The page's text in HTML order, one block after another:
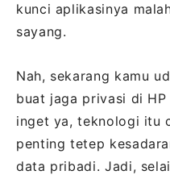
kunci aplikasinya
sayang.
Nah, sekarang kamu
buat jaga privasi di HP
inget ya, teknologi itu
penting tetep
data pribadi. Jadi,